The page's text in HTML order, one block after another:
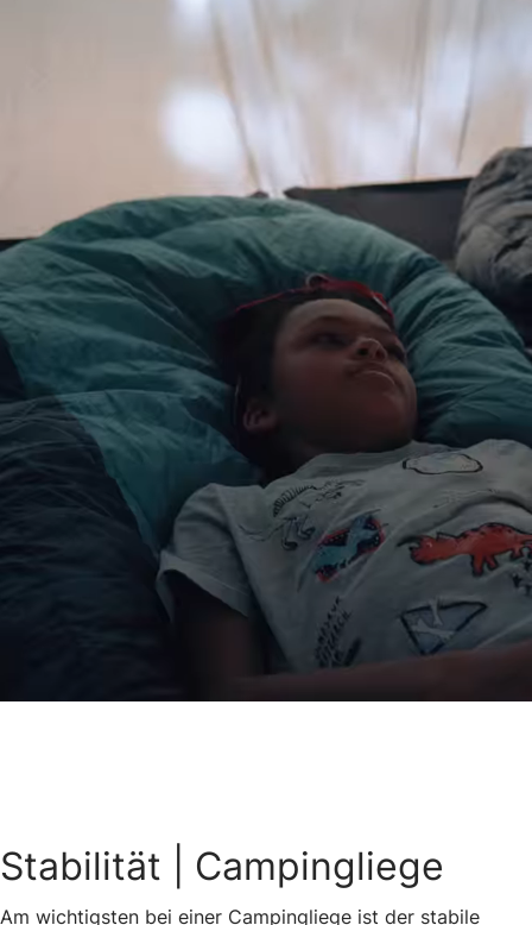
Stabilität | Campingliege
Am wichtigsten bei einer Campingliege ist der stabile